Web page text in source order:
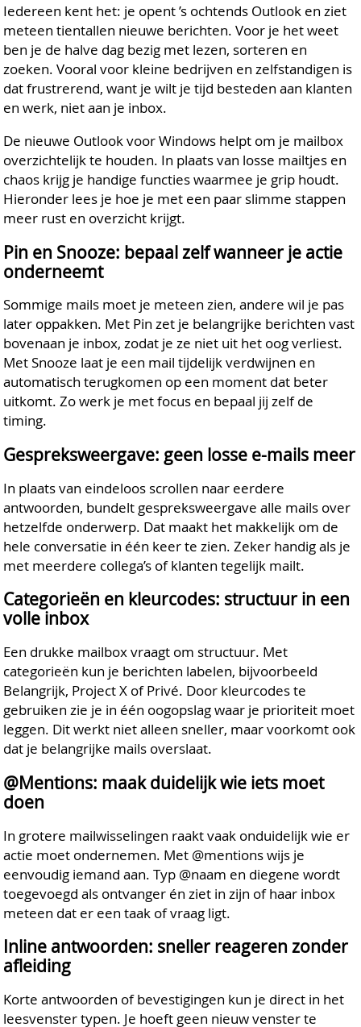
Iedereen kent het: je opent ’s ochtends Outlook en ziet
meteen tientallen nieuwe berichten. Voor je het weet
ben je de halve dag bezig met lezen, sorteren en
zoeken. Vooral voor kleine bedrijven en zelfstandigen is
dat frustrerend, want je wilt je tijd besteden aan klanten
en werk, niet aan je inbox.
De nieuwe Outlook voor Windows helpt om je mailbox
overzichtelijk te houden. In plaats van losse mailtjes en
chaos krijg je handige functies waarmee je grip houdt.
Hieronder lees je hoe je met een paar slimme stappen
meer rust en overzicht krijgt.
Pin en Snooze: bepaal zelf wanneer je actie
onderneemt
Sommige mails moet je meteen zien, andere wil je pas
later oppakken. Met Pin zet je belangrijke berichten vast
bovenaan je inbox, zodat je ze niet uit het oog verliest.
Met Snooze laat je een mail tijdelijk verdwijnen en
automatisch terugkomen op een moment dat beter
uitkomt. Zo werk je met focus en bepaal jij zelf de
timing.
Gespreksweergave: geen losse e-mails meer
In plaats van eindeloos scrollen naar eerdere
antwoorden, bundelt gespreksweergave alle mails over
hetzelfde onderwerp. Dat maakt het makkelijk om de
hele conversatie in één keer te zien. Zeker handig als je
met meerdere collega’s of klanten tegelijk mailt.
Categorieën en kleurcodes: structuur in een
volle inbox
Een drukke mailbox vraagt om structuur. Met
categorieën kun je berichten labelen, bijvoorbeeld
Belangrijk, Project X of Privé. Door kleurcodes te
gebruiken zie je in één oogopslag waar je prioriteit moet
leggen. Dit werkt niet alleen sneller, maar voorkomt ook
dat je belangrijke mails overslaat.
@Mentions: maak duidelijk wie iets moet
doen
In grotere mailwisselingen raakt vaak onduidelijk wie er
actie moet ondernemen. Met @mentions wijs je
eenvoudig iemand aan. Typ @naam en diegene wordt
toegevoegd als ontvanger én ziet in zijn of haar inbox
meteen dat er een taak of vraag ligt.
Inline antwoorden: sneller reageren zonder
afleiding
Korte antwoorden of bevestigingen kun je direct in het
leesvenster typen. Je hoeft geen nieuw venster te